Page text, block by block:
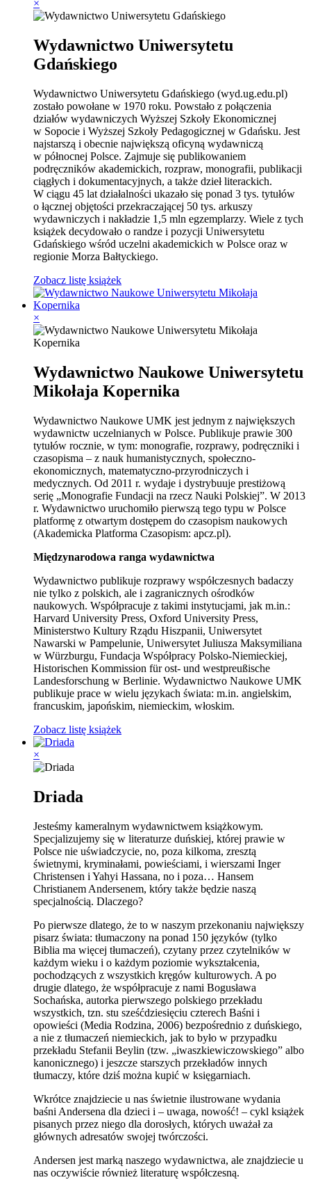
×
Wydawnictwo Uniwersytetu
Gdańskiego
Wydawnictwo Uniwersytetu Gdańskiego (wyd.ug.edu.pl)
zostało powołane w 1970 roku. Powstało z połączenia
działów wydawniczych Wyższej Szkoły Ekonomicznej
w Sopocie i Wyższej Szkoły Pedagogicznej w Gdańsku. Jest
najstarszą i obecnie największą oficyną wydawniczą
w północnej Polsce. Zajmuje się publikowaniem
podręczników akademickich, rozpraw, monografii, publikacji
ciągłych i dokumentacyjnych, a także dzieł literackich.
W ciągu 45 lat działalności ukazało się ponad 3 tys. tytułów
o łącznej objętości przekraczającej 50 tys. arkuszy
wydawniczych i nakładzie 1,5 mln egzemplarzy. Wiele z tych
książek decydowało o randze i pozycji Uniwersytetu
Gdańskiego wśród uczelni akademickich w Polsce oraz w
regionie Morza Bałtyckiego.
Zobacz listę książek
×
Wydawnictwo Naukowe Uniwersytetu
Mikołaja Kopernika
Wydawnictwo Naukowe UMK jest jednym z największych
wydawnictw uczelnianych w Polsce. Publikuje prawie 300
tytułów rocznie, w tym: monografie, rozprawy, podręczniki i
czasopisma – z nauk humanistycznych, społeczno-
ekonomicznych, matematyczno-przyrodniczych i
medycznych. Od 2011 r. wydaje i dystrybuuje prestiżową
serię „Monografie Fundacji na rzecz Nauki Polskiej”. W 2013
r. Wydawnictwo uruchomiło pierwszą tego typu w Polsce
platformę z otwartym dostępem do czasopism naukowych
(Akademicka Platforma Czasopism: apcz.pl).
Międzynarodowa ranga wydawnictwa
Wydawnictwo publikuje rozprawy współczesnych badaczy
nie tylko z polskich, ale i zagranicznych ośrodków
naukowych. Współpracuje z takimi instytucjami, jak m.in.:
Harvard University Press, Oxford University Press,
Ministerstwo Kultury Rządu Hiszpanii, Uniwersytet
Nawarski w Pampelunie, Uniwersytet Juliusza Maksymiliana
w Würzburgu, Fundacja Współpracy Polsko-Niemieckiej,
Historischen Kommission für ost- und westpreußische
Landesforschung w Berlinie. Wydawnictwo Naukowe UMK
publikuje prace w wielu językach świata: m.in. angielskim,
francuskim, japońskim, niemieckim, włoskim.
Zobacz listę książek
×
Driada
Jesteśmy kameralnym wydawnictwem książkowym.
Specjalizujemy się w literaturze duńskiej, której prawie w
Polsce nie uświadczycie, no, poza kilkoma, zresztą
świetnymi, kryminałami, powieściami, i wierszami Inger
Christensen i Yahyi Hassana, no i poza… Hansem
Christianem Andersenem, który także będzie naszą
specjalnością. Dlaczego?
Po pierwsze dlatego, że to w naszym przekonaniu największy
pisarz świata: tłumaczony na ponad 150 języków (tylko
Biblia ma więcej tłumaczeń), czytany przez czytelników w
każdym wieku i o każdym poziomie wykształcenia,
pochodzących z wszystkich kręgów kulturowych. A po
drugie dlatego, że współpracuje z nami Bogusława
Sochańska, autorka pierwszego polskiego przekładu
wszystkich, tzn. stu sześćdziesięciu czterech Baśni i
opowieści (Media Rodzina, 2006) bezpośrednio z duńskiego,
a nie z tłumaczeń niemieckich, jak to było w przypadku
przekładu Stefanii Beylin (tzw. „iwaszkiewiczowskiego” albo
kanonicznego) i jeszcze starszych przekładów innych
tłumaczy, które dziś można kupić w księgarniach.
Wkrótce znajdziecie u nas świetnie ilustrowane wydania
baśni Andersena dla dzieci i – uwaga, nowość! – cykl książek
pisanych przez niego dla dorosłych, których uważał za
głównych adresatów swojej twórczości.
Andersen jest marką naszego wydawnictwa, ale znajdziecie u
nas oczywiście również literaturę współczesną.